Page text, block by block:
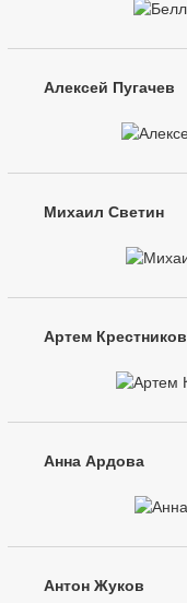
Алексей Пугачев
Михаил Светин
Артем Крестников
Анна Ардова
Антон Жуков